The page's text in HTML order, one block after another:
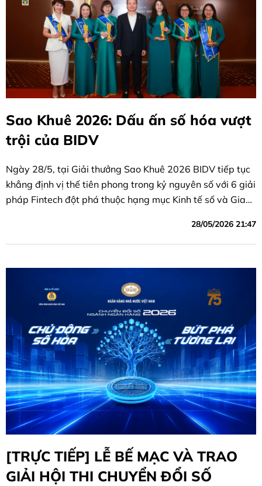
Sao Khuê 2026: Dấu ấn số hóa vượt
trội của BIDV
Ngày 28/5, tại Giải thưởng Sao Khuê 2026 BIDV tiếp tục
khẳng định vị thế tiên phong trong kỷ nguyên số với 6 giải
pháp Fintech đột phá thuộc hạng mục Kinh tế số và Giao
28/05/2026 21:47
[TRỰC TIẾP] LỄ BẾ MẠC VÀ TRAO
GIẢI HỘI THI CHUYỂN ĐỔI SỐ